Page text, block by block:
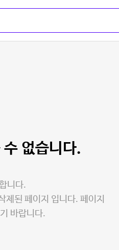
수 없습니다.
니다.
제된 페이지 입니다. 페이지
바랍니다.